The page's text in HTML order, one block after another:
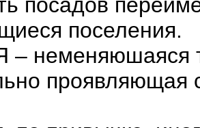
посадов
поселения.
неменяюшаяся
проявляющая